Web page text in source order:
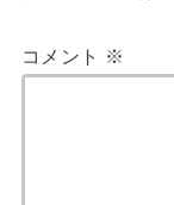
コメント ※